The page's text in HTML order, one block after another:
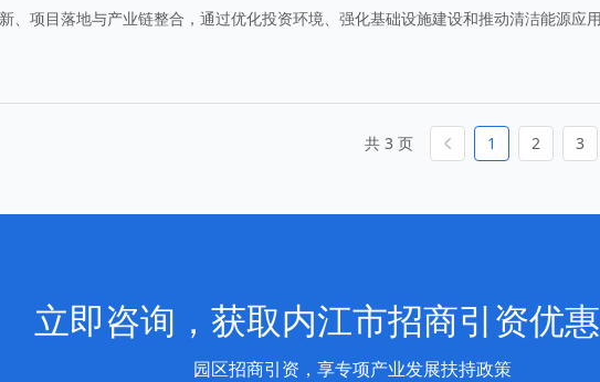
、项目落地与产业链整合，通过优化投资环境、强化基础设施建设和推动清洁能源应
共 3 页 1 2 3
立即咨询，获取内江市招商引资优
园区招商引资，享专项产业发展扶持政策